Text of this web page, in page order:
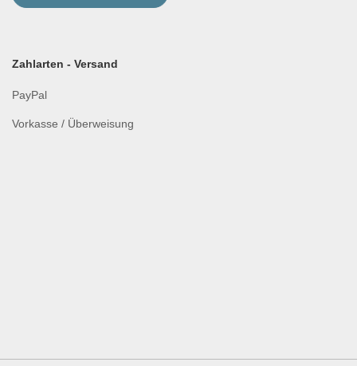
Zahlarten - Versand
PayPal
Vorkasse / Überweisung